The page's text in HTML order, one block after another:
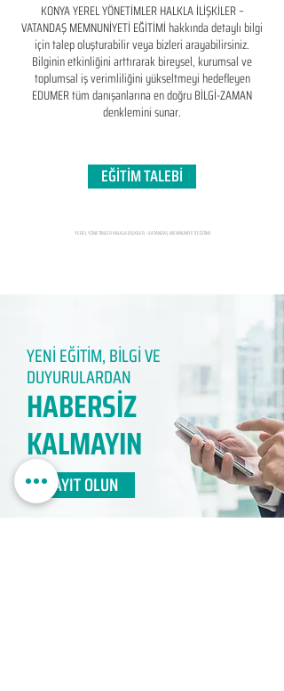
KONYA YEREL YÖNETİMLER HALKLA İLİŞKİLER –
VATANDAŞ MEMNUNİYETİ EĞİTİMİ hakkında detaylı bilgi
için talep oluşturabilir veya bizleri arayabilirsiniz.
Bilginin etkinliğini arttırarak bireysel, kurumsal ve
toplumsal iş verimliliğini yükseltmeyi hedefleyen​
EDUMER tüm danışanlarına en doğru BİLGİ-ZAMAN
denklemini sunar.
EĞİTİM TALEBİ
YEREL YÖNETİMLER HALKLA İLİŞKİLER – VATANDAŞ MEMNUNİYETİ EĞİTİMİ
YENİ EĞİTİM, BİLGİ VE
DUYURULARDAN
HABERSİZ
KALMAYIN​
KAYIT OLUN